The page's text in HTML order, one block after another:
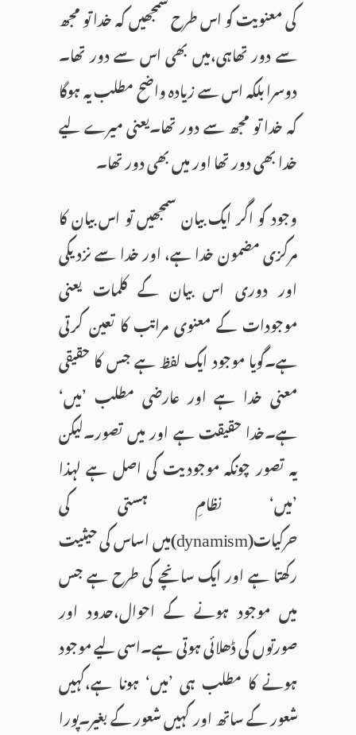
کی معنویت کو اس طرح سمجھیں کہ خدا تو مجھ
سے دور تھاہی،میں بھی اس سے دور تھا۔
دوسرا بلکہ اس سے زیادہ واضح مطلب یہ ہوگا
کہ خدا تو مجھ سے دور تھا۔یعنی میرے لیے
خدا بھی دور تھا اور میں بھی دور تھا۔
وجود کو اگر ایک بیان سمجھیں تو اس بیان کا
مرکزی مضمون خدا ہے، اور خدا سے نزدیکی
اور دوری اس بیان کے کلمات یعنی
موجودات کے معنوی مراتب کا تعین کرتی
ہے۔گویا موجود ایک لفظ ہے جس کا حقیقی
معنی خدا ہے اور عارضی مطلب ’میں‘
ہے۔خدا حقیقت ہے اور میں تصور۔لیکن
یہ تصور چونکہ موجودیت کی اصل ہے لہذا
’میں‘ نظامِ ہستی کی
حرکیات(dynamism)میں اساس کی حیثیت
رکھتا ہے اور ایک سانچے کی طرح ہے جس
میں موجود ہونے کے احوال،حدود اور
صورتوں کی ڈھلائی ہوتی ہے۔اسی لیے موجود
ہونے کا مطلب ہی ’میں‘ ہونا ہے،کہیں
شعور کے ساتھ اور کہیں شعور کے بغیر۔پورا